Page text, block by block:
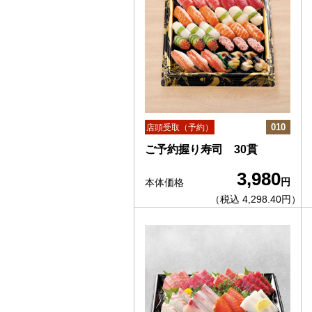
店頭受取（予約） 010
ご予約握り寿司 30貫
本体価格 3,980円
（税込 4,298.40円）